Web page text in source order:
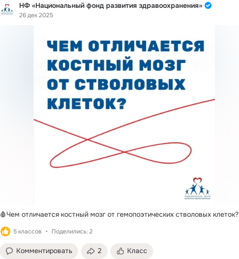
НФ «Национальный фонд развития здравоохранения»
26 дек 2025
🩸Чем отличается костный мозг от гемопоэтических стволовых клеток?
5 классов Поделились: 2
Комментировать 2 Класс